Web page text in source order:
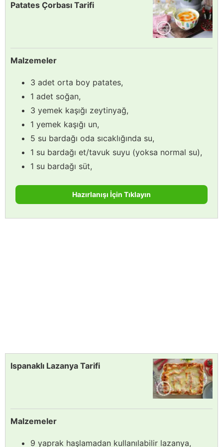
Patates Çorbası Tarifi
Malzemeler
3 adet orta boy patates,
1 adet soğan,
3 yemek kaşığı zeytinyağ,
1 yemek kaşığı un,
5 su bardağı oda sıcaklığında su,
1 su bardağı et/tavuk suyu (yoksa normal su),
1 su bardağı süt,
Hazırlanışı İçin Tıklayın
Ispanaklı Lazanya Tarifi
Malzemeler
9 yaprak haşlamadan kullanılabilir lazanya,